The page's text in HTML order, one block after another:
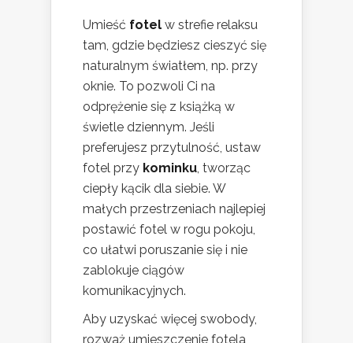
Umieść fotel w strefie relaksu
tam, gdzie będziesz cieszyć się
naturalnym światłem, np. przy
oknie. To pozwoli Ci na
odprężenie się z książką w
świetle dziennym. Jeśli
preferujesz przytulność, ustaw
fotel przy kominku, tworząc
ciepły kącik dla siebie. W
małych przestrzeniach najlepiej
postawić fotel w rogu pokoju,
co ułatwi poruszanie się i nie
zablokuje ciągów
komunikacyjnych.
Aby uzyskać więcej swobody,
rozważ umieszczenie fotela